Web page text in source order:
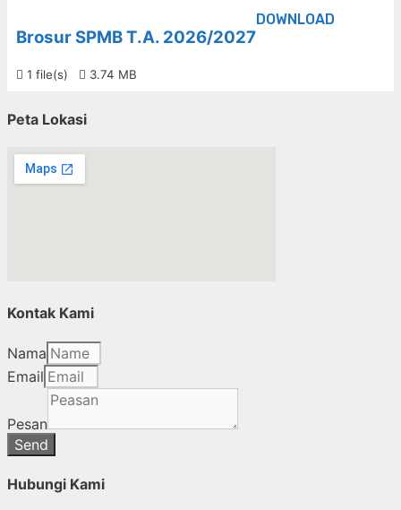
Brosur SPMB T.A. 2026/2027
1 file(s) 3.74 MB
DOWNLOAD
Peta Lokasi
Kontak Kami
Nama
Email
Pesan
Send
Hubungi Kami